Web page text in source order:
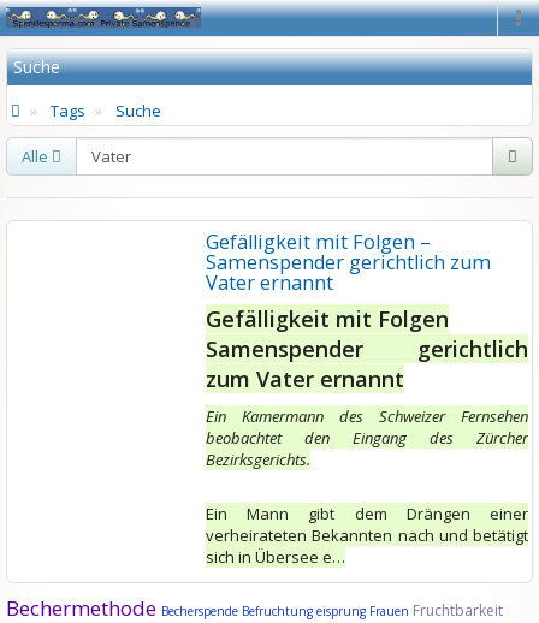
Suche
Tags Suche
Alle
Gefälligkeit mit Folgen –
Samenspender gerichtlich zum
Vater ernannt
Gefälligkeit mit Folgen
Samenspender gerichtlich
zum Vater ernannt
Ein Kamermann des Schweizer Fernsehen
beobachtet den Eingang des Zürcher
Bezirksgerichts.
Ein Mann gibt dem Drängen einer
verheirateten Bekannten nach und betätigt
sich in Übersee e…
Bechermethode Becherspende Befruchtung eisprung Frauen Fruchtbarkeit